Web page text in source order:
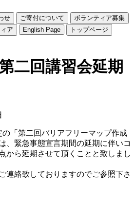
せ ご寄付について
ボランティア募集
ア
English Page トップページ
二回講習会延期
「第二回バリアフリーマップ作成
、緊急事態宣言期間の延期に伴いコ
から延期させて頂くことと致しまし
連絡致しておりますのでご参照下さ